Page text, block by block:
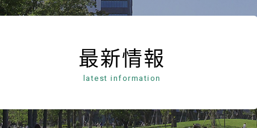
最新情報
latest information